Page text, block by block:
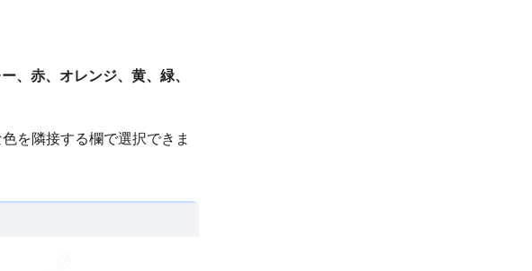
、赤、オレンジ、黄、緑、
を隣接する欄で選択できま